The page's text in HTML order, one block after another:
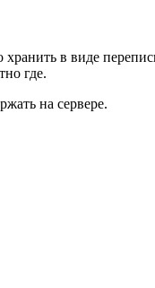
в виде
где.
на сервере.